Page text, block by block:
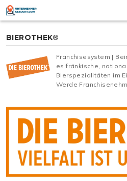
Skip
content
BIEROTHEK®
Franchisesystem |
es fränkische,
Bierspezialitäten im
Werde